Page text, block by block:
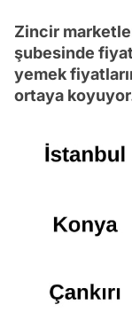
Zincir
şubesinde
yemek
ortaya